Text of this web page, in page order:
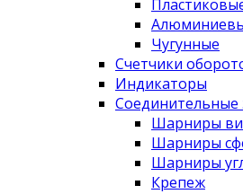
Чугунные
Счетчики
Индикаторы
Соединительные
Шарниры
Шарниры
Шарниры
Крепеж